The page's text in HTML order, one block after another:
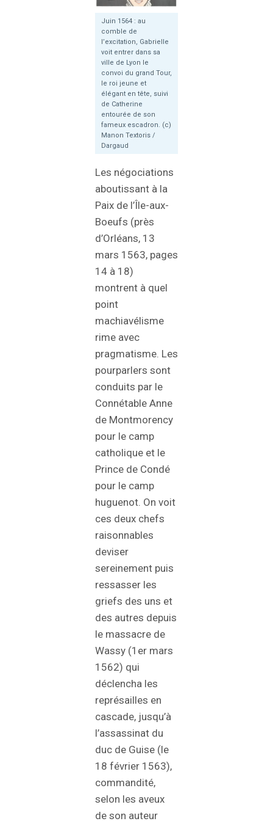
Juin 1564 : au
comble de
l’excitation, Gabrielle
voit entrer dans sa
ville de Lyon le
convoi du grand Tour,
le roi jeune et
élégant en tête, suivi
de Catherine
entourée de son
fameux escadron. (c)
Manon Textoris /
Dargaud
Les négociations
aboutissant à la
Paix de l’Île-aux-
Boeufs (près
d’Orléans, 13
mars 1563, pages
14 à 18)
montrent à quel
point
machiavélisme
rime avec
pragmatisme. Les
pourparlers sont
conduits par le
Connétable Anne
de Montmorency
pour le camp
catholique et le
Prince de Condé
pour le camp
huguenot. On voit
ces deux chefs
raisonnables
deviser
sereinement puis
ressasser les
griefs des uns et
des autres depuis
le massacre de
Wassy (1er mars
1562) qui
déclencha les
représailles en
cascade, jusqu’à
l’assassinat du
duc de Guise (le
18 février 1563),
commandité,
selon les aveux
de son auteur